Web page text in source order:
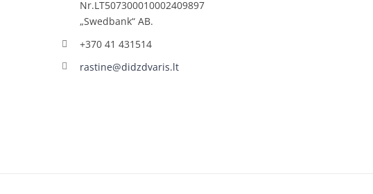
Nr.LT507300010002409897
„Swedbank“ AB.
+370 41 431514
rastine@didzdvaris.lt